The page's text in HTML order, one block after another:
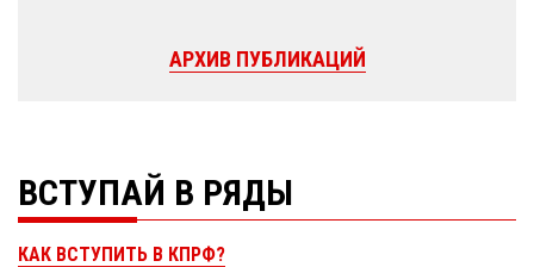
АРХИВ ПУБЛИКАЦИЙ
ВСТУПАЙ В РЯДЫ
КАК ВСТУПИТЬ В КПРФ?